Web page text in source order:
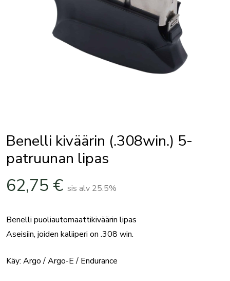
Benelli kiväärin (.308win.) 5-
patruunan lipas
62,75 € sis alv 25.5%
Benelli puoliautomaattikiväärin lipas
Aseisiin, joiden kaliiperi on .308 win.
Käy: Argo / Argo-E / Endurance